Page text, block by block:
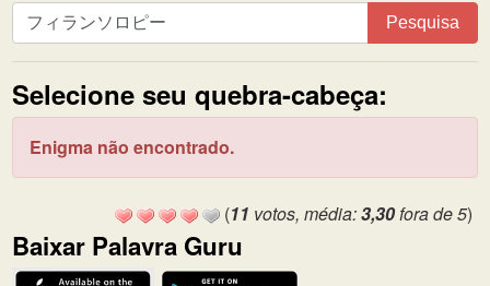
Pesquisa
por
letras.
Digite
todas
letras
cabeça:
Pesquisa
Selecione seu quebra-cabeça:
Enigma não encontrado.
(11 votos, média:3,30fora de 5)
Baixar Palavra Guru